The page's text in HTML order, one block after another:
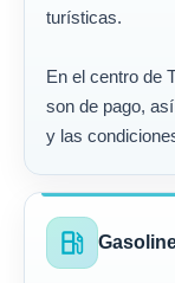
turísticas.
En el centro de
son de pago,
y las
local_gas_station